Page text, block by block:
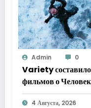
Admin 0
Variety составило
фильмов о
к лучшему
4 Августа, 2026